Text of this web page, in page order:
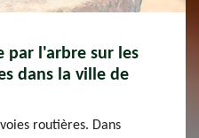
par l'arbre sur les
dans la ville de
routières. Dans